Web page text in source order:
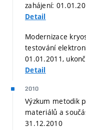
zahájení:
Detail
Modernizace
testování
01.01.2011,
Detail
2010
Výzkum metodik
materiálů a
31.12.2010